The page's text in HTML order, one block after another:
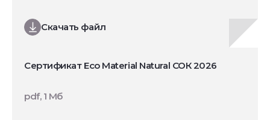
Скачать файл
Сертификат Eco Material Natural СОК 2026
pdf, 1 Мб